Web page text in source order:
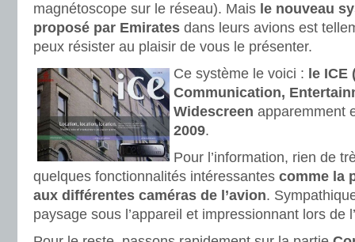
magnétoscope sur le réseau). Mais le nouveau
proposé par Emirates dans leurs avions est
peux résister au plaisir de vous le présenter.
Ce système le voici : le
Communication,
Widescreen apparemment
2009.
Pour l’information, rien de
quelques fonctionnalités intéressantes comme la
aux différentes caméras de l’avion.
paysage sous l’appareil et impressionnant lors de